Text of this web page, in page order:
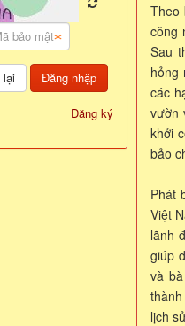
Theo
công
Sau
hỏng
các
vườn
khởi
bảo
Phát
Việt
lãnh
giúp
và
lịch
Đăng nhập
Đăng ký